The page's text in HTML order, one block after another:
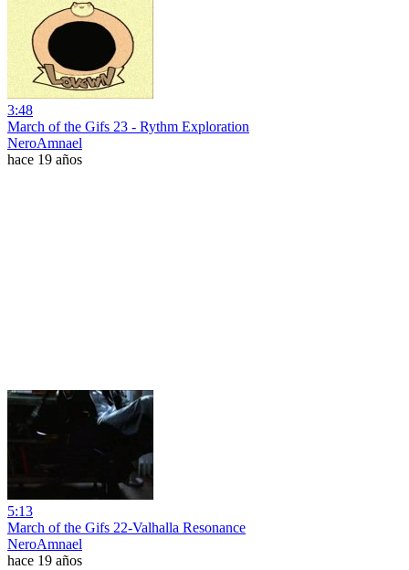
3:48
March of the Gifs 23 - Rythm Exploration
NeroAmnael
hace 19 años
5:13
March of the Gifs 22-Valhalla Resonance
NeroAmnael
hace 19 años